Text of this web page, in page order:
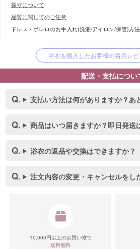
採寸について
品質に関してのご注意
ドレス・ボレロのお手入れ(洗濯/アイロン/保管)方
浴衣を購入したお客様の着用レ
配送・支払につい
支払い方法は何がありますか？あ
商品はいつ届きますか？即日発送
浴衣の返品や交換はできますか？
注文内容の変更・キャンセルをし
10,000円以上のお買い物で
送料無料